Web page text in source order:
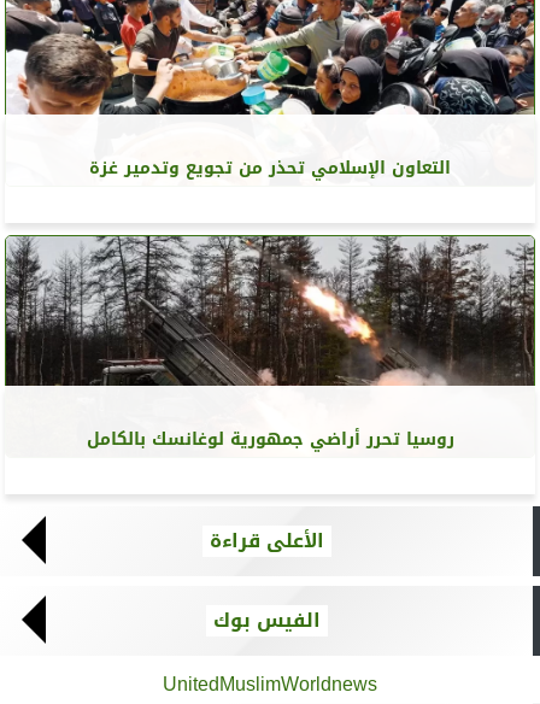
التعاون الإسلامي تحذر من تجويع وتدمير غزة
روسيا تحرر أراضي جمهورية لوغانسك بالكامل
الأعلى قراءة
الفيس بوك
UnitedMuslimWorldnews